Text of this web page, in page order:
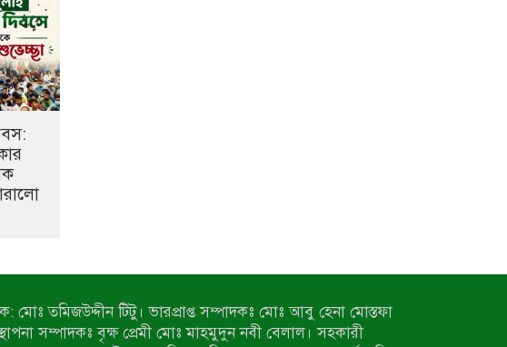
তমিজউদ্দীন টিটু। ভারপ্রাপ্ত সম্পাদকঃ মোঃ আবু হেনা মোস্তফা
সম্পাদকঃ বৃক্ষ প্রেমী মোঃ মাহমুদুন নবী বেলাল। সহকারী